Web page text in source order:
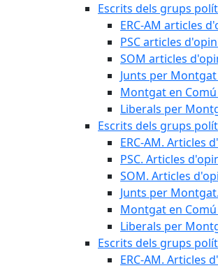
Escrits dels grups
ERC-AM articles
PSC articles
SOM articles
Junts per
Montgat en
Liberals per
Escrits dels grups
ERC-AM. Articles
PSC. Articles
SOM. Articles
Junts per
Montgat en
Liberals per
Escrits dels grups
ERC-AM. Articles